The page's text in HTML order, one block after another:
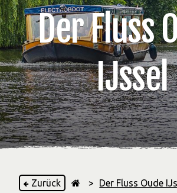
Der Fluss
IJssel
Zurück > Der Fluss Oude